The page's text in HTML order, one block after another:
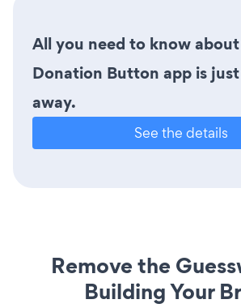
All you need to know
Donation Button app is
away.
See the details
Remove the
Building Your